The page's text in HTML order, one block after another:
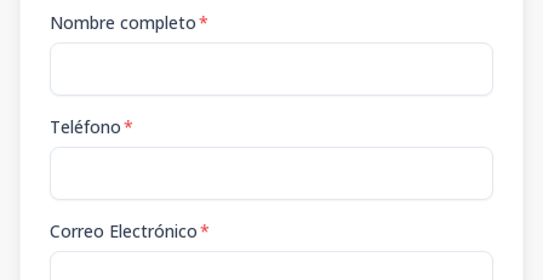
Nombre completo*
Teléfono*
Correo Electrónico*